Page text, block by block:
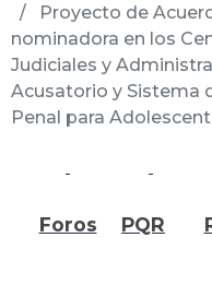
Proyecto de
nominadora en los
Judiciales y
Acusatorio y Sistema
Penal para
Foros PQR